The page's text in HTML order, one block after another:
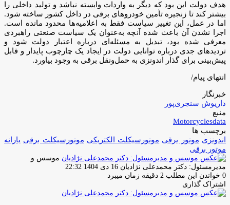
هدف دولت این بود که دیگر به واردات وابسته نباشد و تولید داخلی را
بیشتر کند تا زنجیره تأمین خودروهای برقی در داخل کشور ساخته شود.
اما در عمل، این تغییر سیاست فقط به اعلامیه‌ها محدود مانده است.
اجرا نشدن آن باعث شده آنچه به‌عنوان یک سیاست صنعتی راهبردی
معرفی شده بود، تبدیل به مسئله‌ای درباره اعتبار دولت شود و
تردیدهای جدی درباره توانایی دولت در ایجاد یک چارچوب پایدار و قابل
پیش‌بینی برای گذار اندونزی به حمل‌ونقل برقی به وجود بیاورد.
انتهای پیام/
خبرنگار
داریوش سنجری‌پور
منبع
Motorcyclesdata
برچسب ها
اندونزی موتور برقی موتورسیکلت الکتریکى موتورسیکلت برقى یارانه
موتور برقی
موسس و
مدیرمسئول: دکتر محمدعلی نژادیان ارسال
ایمیل
16 دی 1404 22:32
0 خواندن این مطلب 2 دقیقه زمان میبرد
اشتراک گذاری
فیس
توئیتر
لینکدین
واتس
تلگرام
اشتراک
چاپ